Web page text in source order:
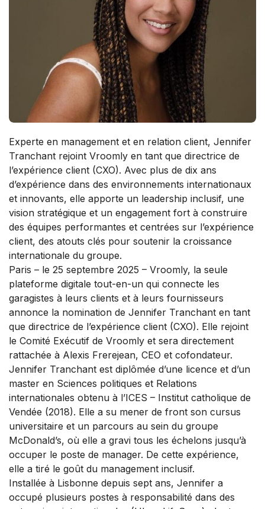
Experte en management et en relation client, Jennifer
Tranchant rejoint Vroomly en tant que directrice de
l’expérience client (CXO). Avec plus de dix ans
d’expérience dans des environnements internationaux
et innovants, elle apporte un leadership inclusif, une
vision stratégique et un engagement fort à construire
des équipes performantes et centrées sur l’expérience
client, des atouts clés pour soutenir la croissance
internationale du groupe.
Paris – le 25 septembre 2025 – Vroomly, la seule
plateforme digitale tout-en-un qui connecte les
garagistes à leurs clients et à leurs fournisseurs
annonce la nomination de Jennifer Tranchant en tant
que directrice de l’expérience client (CXO). Elle rejoint
le Comité Exécutif de Vroomly et sera directement
rattachée à Alexis Frerejean, CEO et cofondateur.
Jennifer Tranchant est diplômée d’une licence et d’un
master en Sciences politiques et Relations
internationales obtenu à l’ICES – Institut catholique de
Vendée (2018). Elle a su mener de front son cursus
universitaire et un parcours au sein du groupe
McDonald’s, où elle a gravi tous les échelons jusqu’à
occuper le poste de manager. De cette expérience,
elle a tiré le goût du management inclusif.
Installée à Lisbonne depuis sept ans, Jennifer a
occupé plusieurs postes à responsabilité dans des